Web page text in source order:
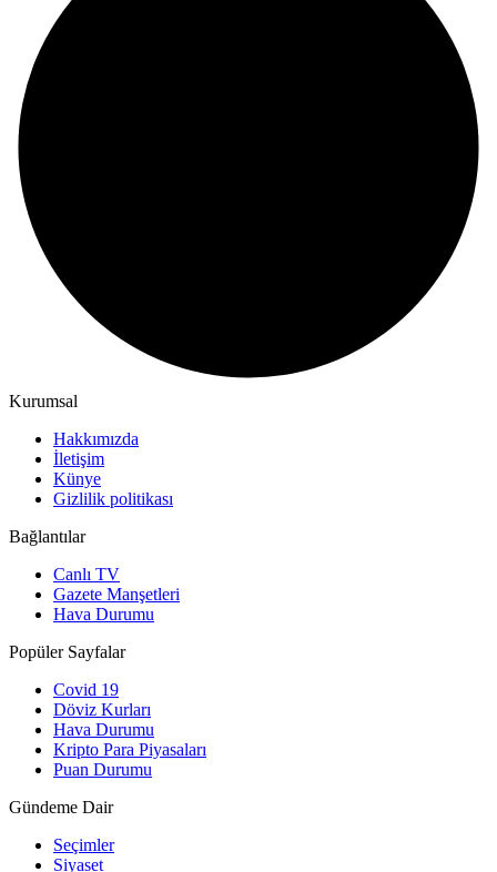
Kurumsal
Hakkımızda
İletişim
Künye
Gizlilik politikası
Bağlantılar
Canlı TV
Gazete Manşetleri
Hava Durumu
Popüler Sayfalar
Covid 19
Döviz Kurları
Hava Durumu
Kripto Para Piyasaları
Puan Durumu
Gündeme Dair
Seçimler
Siyaset